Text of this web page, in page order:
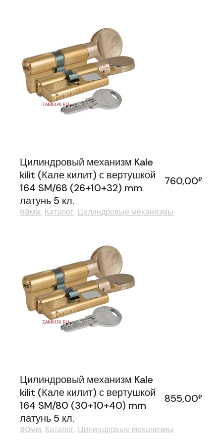
Цилиндровый механизм Kale
kilit (Кале килит) с вертушкой
164 SM/68 (26+10+32) mm
латунь 5 кл.
760,00₽
68мм Каталог Цилиндровые механизмы
Цилиндровый механизм Kale
kilit (Кале килит) с вертушкой
164 SM/80 (30+10+40) mm
латунь 5 кл.
855,00₽
80мм Каталог Цилиндровые механизмы